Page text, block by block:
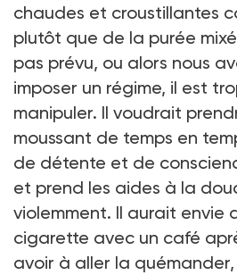
chaudes et croustillantes
plutôt que de la purée
pas prévu, ou alors nous
imposer un régime, il est
manipuler. Il voudrait
moussant de temps en
de détente et de
et prend les aides à la
violemment. Il aurait envie
cigarette avec un café
avoir à aller la